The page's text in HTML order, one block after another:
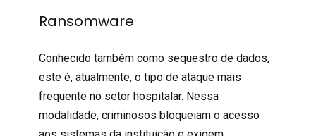
Ransomware
Conhecido também como sequestro de dados,
este é, atualmente, o tipo de ataquemais
frequente no setor hospitalar. Nessa
modalidade, criminosos bloqueiam o acesso